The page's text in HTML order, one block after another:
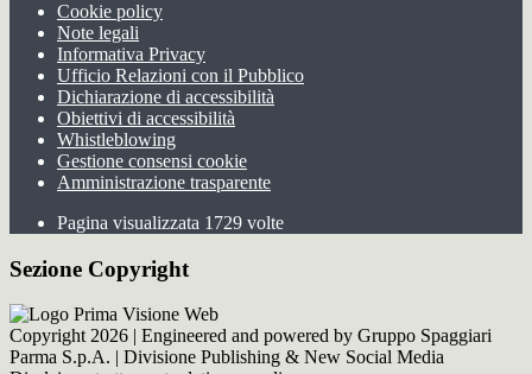
Cookie policy
Note legali
Informativa Privacy
Ufficio Relazioni con il Pubblico
Dichiarazione di accessibilità
Obiettivi di accessibilità
Whistleblowing
Gestione consensi cookie
Amministrazione trasparente
Pagina visualizzata 1729 volte
Sezione Copyright
Copyright 2026 | Engineered and powered by Gruppo Spaggiari
Parma S.p.A. | Divisione Publishing & New Social Media